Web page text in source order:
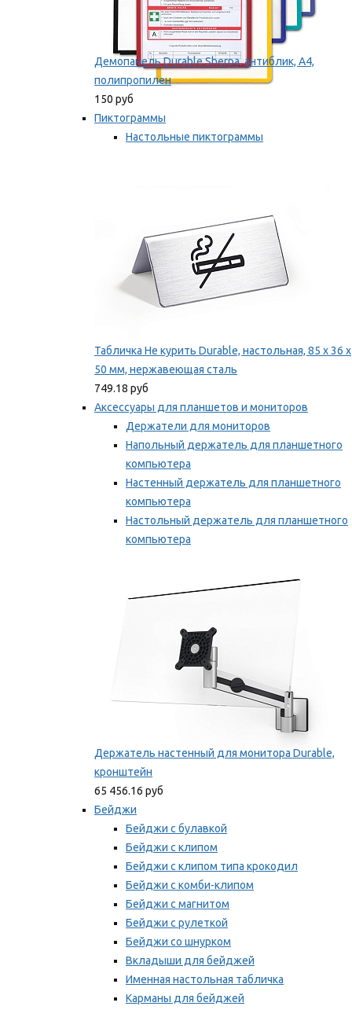
Демопанель Durable Sherpa, антиблик, А4,
полипропилен
150 руб
Пиктограммы
Настольные пиктограммы
Табличка Не курить Durable, настольная, 85 x 36 x
50 мм, нержавеющая сталь
749.18 руб
Аксессуары для планшетов и мониторов
Держатели для мониторов
Напольный держатель для планшетного
компьютера
Настенный держатель для планшетного
компьютера
Настольный держатель для планшетного
компьютера
Держатель настенный для монитора Durable,
кронштейн
65 456.16 руб
Бейджи
Бейджи с булавкой
Бейджи с клипом
Бейджи с клипом типа крокодил
Бейджи с комби-клипом
Бейджи с магнитом
Бейджи с рулеткой
Бейджи со шнурком
Вкладыши для бейджей
Именная настольная табличка
Карманы для бейджей